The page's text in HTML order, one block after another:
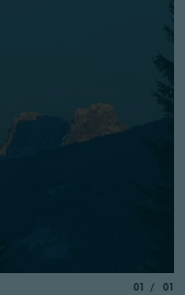
01 of
01